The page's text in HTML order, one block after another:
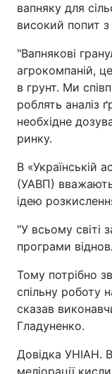
вапняку для
високий попит з
"Вапнякові
агрокомпаній,
в грунт. Ми
роблять аналіз
необхідне
ринку.
В «Українській
(УАВП) вважають
ідею
"У всьому світі
програми
Тому потрібно
спільну роботу
сказав
Гладуненко.
Довідка УНІАН.
меліорації